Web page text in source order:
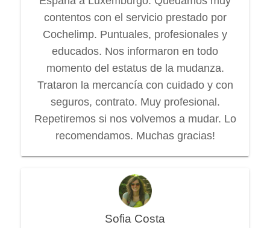
contentos con el servicio prestado por
Cochelimp. Puntuales, profesionales y
educados. Nos informaron en todo
momento del estatus de la mudanza.
Trataron la mercancía con cuidado y con
seguros, contrato. Muy profesional.
Repetiremos si nos volvemos a mudar. Lo
recomendamos. Muchas gracias!
Sofia Costa